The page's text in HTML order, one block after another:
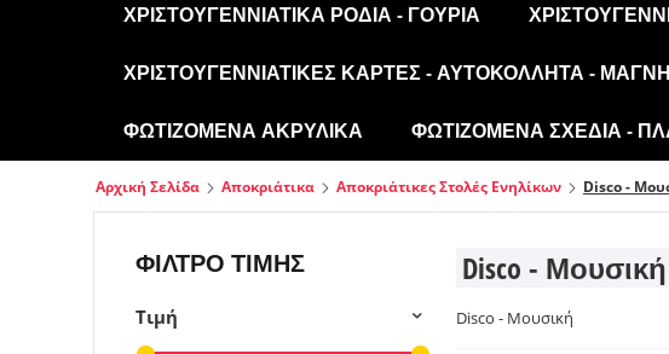
ΧΡΙΣΤΟΥΓΕΝΝΙΆΤΙΚΑ ΡΌΔΙΑ - ΓΟΎΡΙΑ
ΧΡΙΣΤΟΥΓΕΝΝΙΆΤΙΚΕΣ ΚΆΡΤΕΣ - ΑΥΤΟΚΌΛΛΗΤΑ -
ΦΩΤΙΖΌΜΕΝΑ ΑΚΡΥΛΙΚΆ ΦΩΤΙΖΌΜΕΝΑ ΣΧΈΔΙΑ -
Αρχική Σελίδα Αποκριάτικα Αποκριάτικες Στολές Ενηλίκων Disco -
ΦΊΛΤΡΟ ΤΙΜΉΣ
Τιμή
Disco - Μουσική
Disco - Μουσική